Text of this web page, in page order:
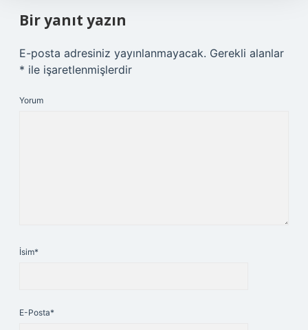
Bir yanıt yazın
E-posta adresiniz yayınlanmayacak. Gerekli alanlar
* ile işaretlenmişlerdir
Yorum
İsim*
E-Posta*